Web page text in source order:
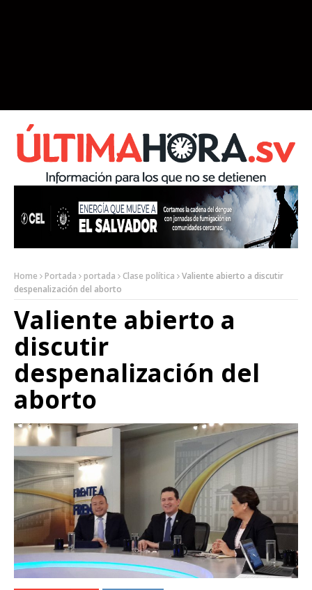
Home Portada portada Clase política
Valiente abierto a discutir
despenalización del aborto
Valiente abierto a
discutir
despenalización del
aborto